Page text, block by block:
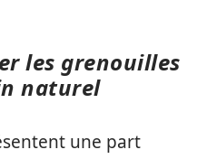
les grenouilles
naturel
une part